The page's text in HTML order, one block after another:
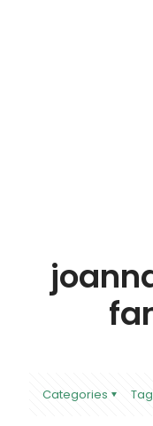
Categories